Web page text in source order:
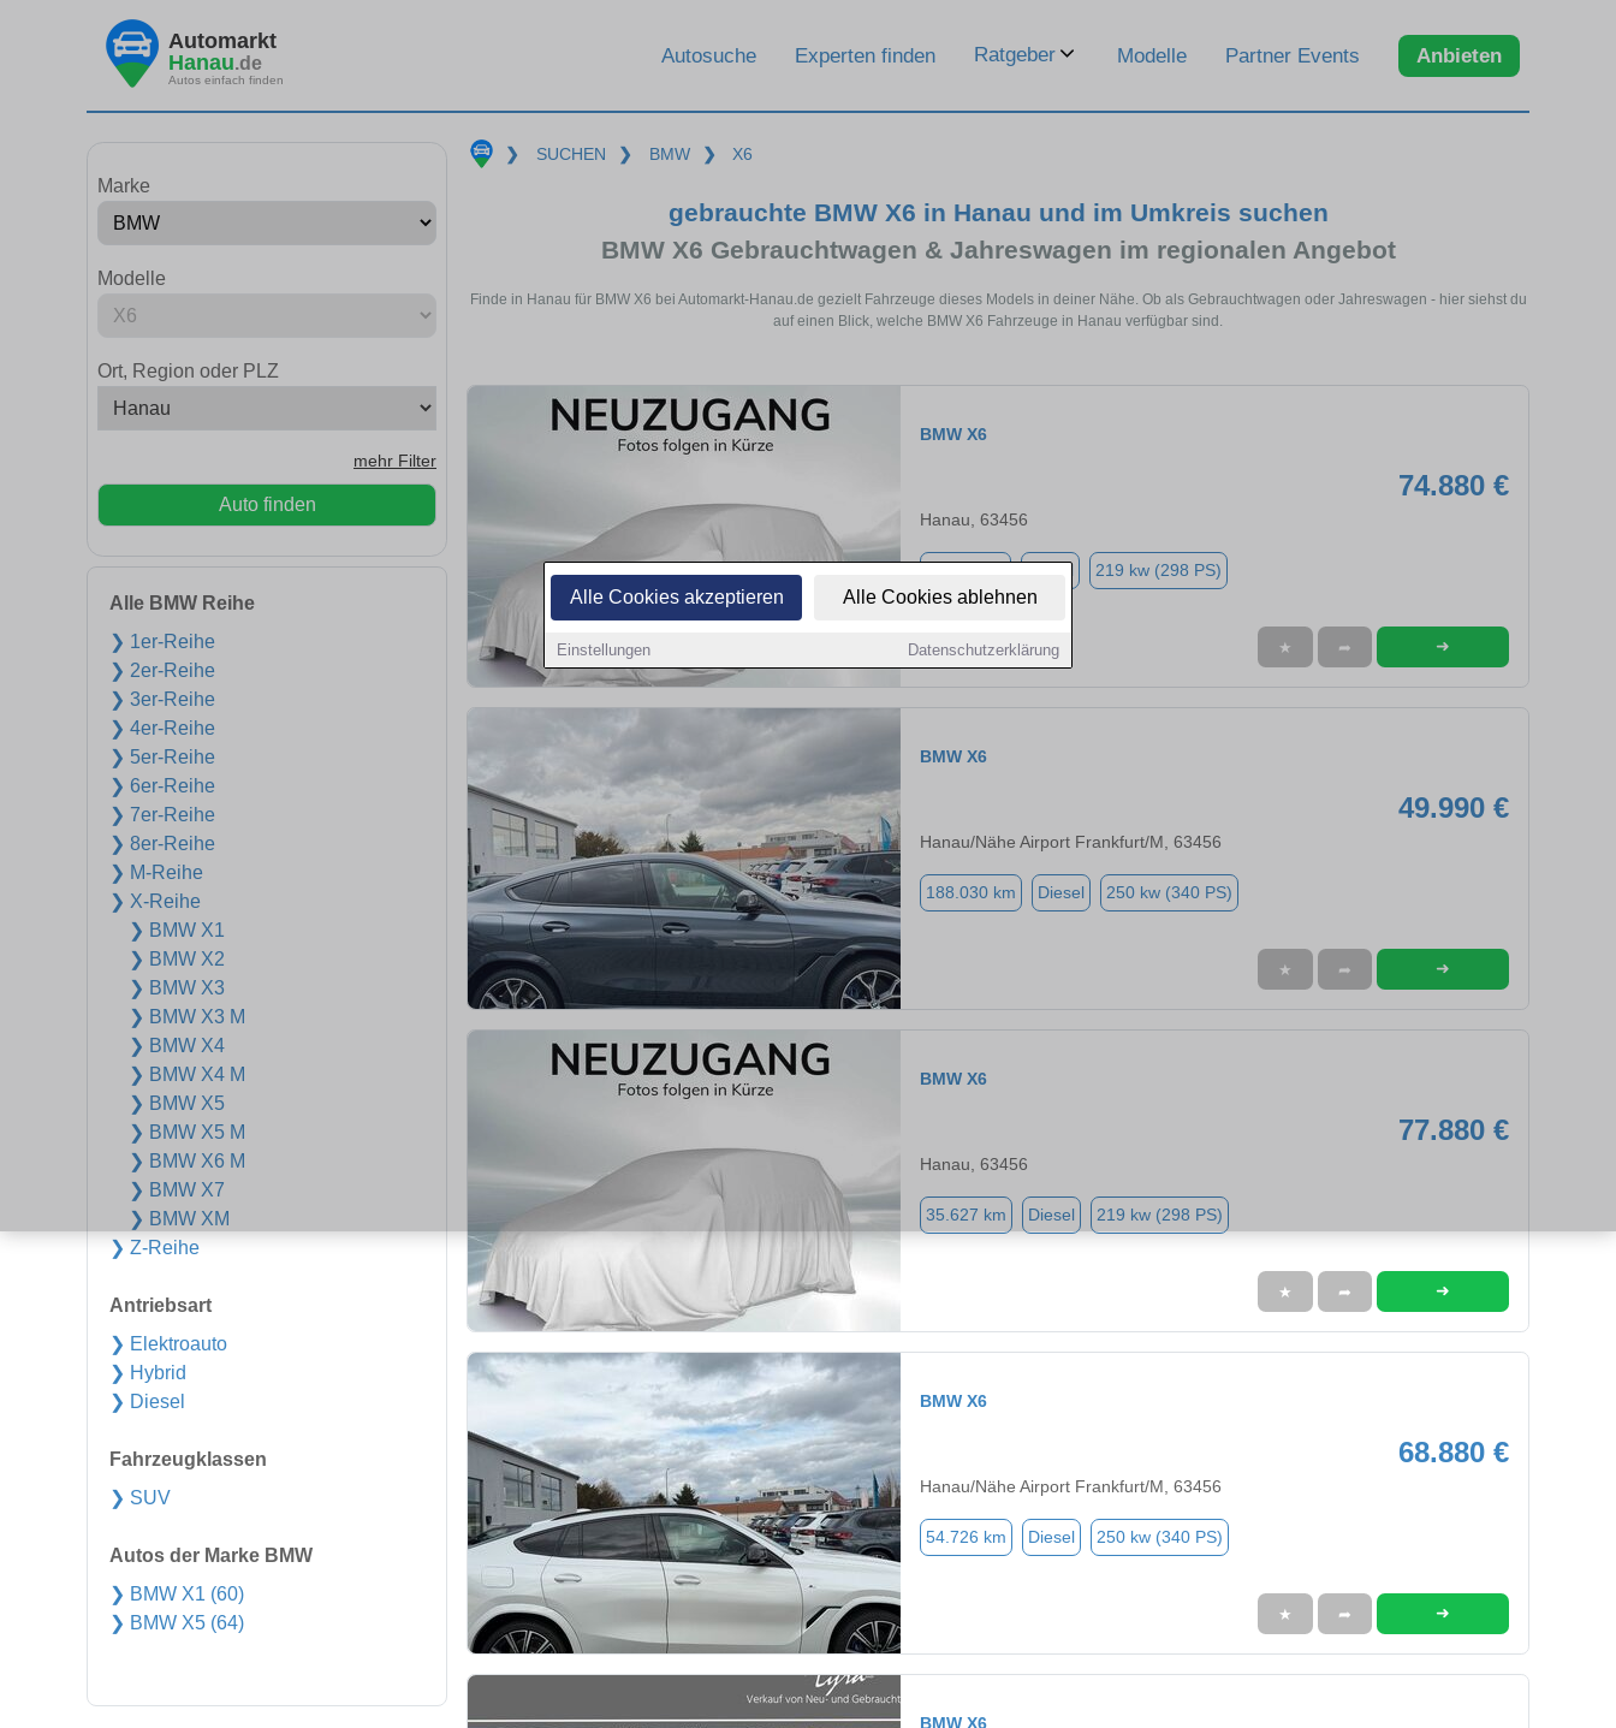
Alle Cookies akzeptieren Alle Cookies ablehnen
Einstellungen Datenschutzerklärung
Automarkt
Hanau.de
Autos einfach finden
Autosuche Experten finden Ratgeber Modelle Partner Events Anbieten
Marke
Modelle
Ort, Region oder PLZ
mehr Filter
Auto finden
Alle BMW Reihe
❯ 1er-Reihe
❯ 2er-Reihe
❯ 3er-Reihe
❯ 4er-Reihe
❯ 5er-Reihe
❯ 6er-Reihe
❯ 7er-Reihe
❯ 8er-Reihe
❯ M-Reihe
❯ X-Reihe
❯ BMW X1
❯ BMW X2
❯ BMW X3
❯ BMW X3 M
❯ BMW X4
❯ BMW X4 M
❯ BMW X5
❯ BMW X5 M
❯ BMW X6 M
❯ BMW X7
❯ BMW XM
❯ Z-Reihe
Antriebsart
❯ Elektroauto
❯ Hybrid
❯ Diesel
Fahrzeugklassen
❯ SUV
Autos der Marke BMW
❯ BMW X1 (60)
❯ BMW X5 (64)
❯ SUCHEN ❯ BMW ❯ X6
gebrauchte BMW X6 in Hanau und im Umkreis suchen
BMW X6 Gebrauchtwagen & Jahreswagen im regionalen Angebot
Finde in Hanau für BMW X6 bei Automarkt-Hanau.de gezielt Fahrzeuge dieses Models in deiner Nähe. Ob als Gebrauchtwagen oder Jahreswagen - hier siehst du
auf einen Blick, welche BMW X6 Fahrzeuge in Hanau verfügbar sind.
BMW X6
74.880 €
Hanau, 63456
Diesel 219 kw (298 PS)
★ ➦ ➜
BMW X6
49.990 €
Hanau/Nähe Airport Frankfurt/M, 63456
188.030 km Diesel 250 kw (340 PS)
★ ➦ ➜
BMW X6
77.880 €
Hanau, 63456
35.627 km Diesel 219 kw (298 PS)
★ ➦ ➜
BMW X6
68.880 €
Hanau/Nähe Airport Frankfurt/M, 63456
54.726 km Diesel 250 kw (340 PS)
★ ➦ ➜
BMW X6